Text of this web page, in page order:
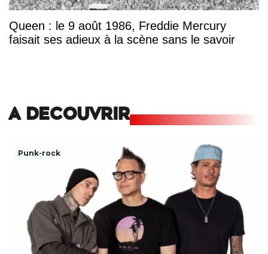
Queen : le 9 août 1986, Freddie Mercury
faisait ses adieux à la scène sans le savoir
A DECOUVRIR
Punk-rock